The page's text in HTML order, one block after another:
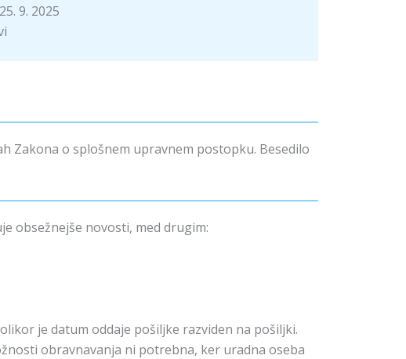
9. 2025
Zakona o splošnem upravnem postopku. Besedilo
obsežnejše novosti, med drugim:
je datum oddaje pošiljke razviden na pošiljki.
obravnavanja ni potrebna, ker uradna oseba